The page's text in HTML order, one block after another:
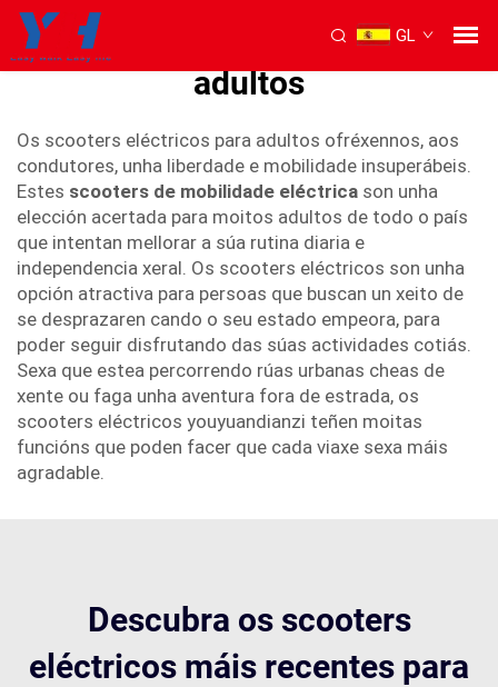
GL
Scooters eléctricos para
adultos
Os scooters eléctricos para adultos ofréxennos, aos
condutores, unha liberdade e mobilidade insuperábeis.
Estes scooters de mobilidade eléctrica son unha
elección acertada para moitos adultos de todo o país
que intentan mellorar a súa rutina diaria e
independencia xeral. Os scooters eléctricos son unha
opción atractiva para persoas que buscan un xeito de
se desprazaren cando o seu estado empeora, para
poder seguir disfrutando das súas actividades cotiás.
Sexa que estea percorrendo rúas urbanas cheas de
xente ou faga unha aventura fora de estrada, os
scooters eléctricos youyuandianzi teñen moitas
funcións que poden facer que cada viaxe sexa máis
agradable.
Descubra os scooters
eléctricos máis recentes para